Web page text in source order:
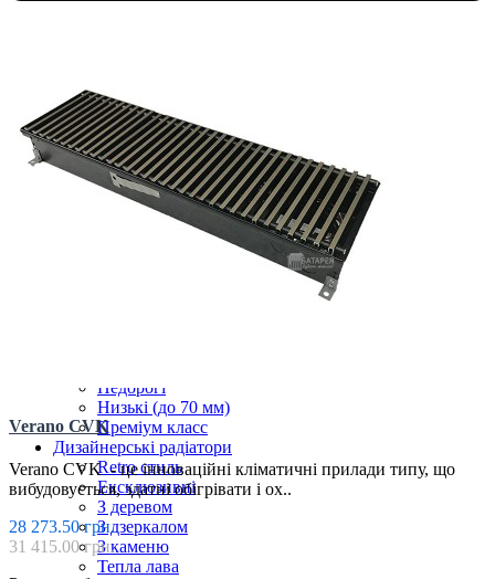
РАДІАТОРИ ДЛЯ ЗАМІНИ
СТАЛЕВІ РАДІАТОРИ
ТРУБЧАТІ РАДІАТОРИ
Фарбування обладнання
Чавунні радіатори
Внутрішньопідлогові
Без вентилятора
Вузькі (200 мм)
Недорогі
Низькі (до 70 мм)
Преміум класс
Дизайнерські радіатори
Retro стиль
Ексклюзивні
З деревом
З дзеркалом
З каменю
Тепла лава
Verano CVK
Verano CVK - це інноваційні кліматичні прилади типу, що
вибудовується, здатні обігрівати і ох..
28 273.50 грн.
31 415.00 грн.